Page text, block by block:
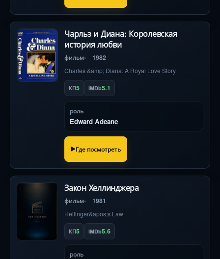
Чарльз и Диана: Королевская
история любви
фильм 1982
Charles &amp; Diana: A Royal Love Story
КП5 IMDb5.1
роль
Edward Adeane
Где посмотреть
Закон Хеллинджера
фильм 1981
Hellinger&apos;s Law
КП5 IMDb5.6
роль